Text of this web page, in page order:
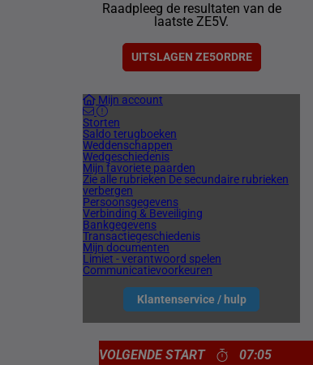
Raadpleeg de resultaten van de
laatste ZE5V.
UITSLAGEN ZE5ORDRE
Mijn account
Storten
Saldo terugboeken
Weddenschappen
Wedgeschiedenis
Mijn favoriete paarden
Zie alle rubrieken De secundaire rubrieken
verbergen
Persoonsgegevens
Verbinding & Beveiliging
Bankgegevens
Transactiegeschiedenis
Mijn documenten
Limiet - verantwoord spelen
Communicatievoorkeuren
Klantenservice / hulp
VOLGENDE START 07:05